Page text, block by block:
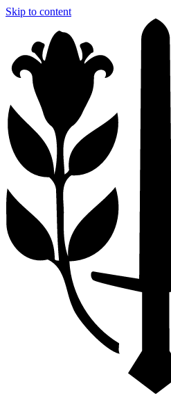
Skip to content